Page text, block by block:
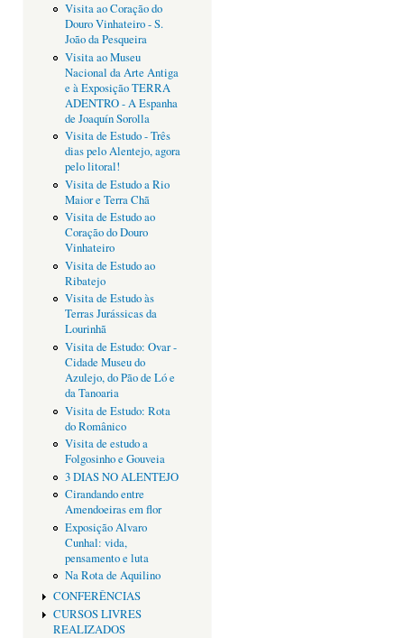
Visita ao Coração do
Douro Vinhateiro - S.
João da Pesqueira
Visita ao Museu
Nacional da Arte Antiga
e à Exposição TERRA
ADENTRO - A Espanha
de Joaquín Sorolla
Visita de Estudo - Três
dias pelo Alentejo, agora
pelo litoral!
Visita de Estudo a Rio
Maior e Terra Chã
Visita de Estudo ao
Coração do Douro
Vinhateiro
Visita de Estudo ao
Ribatejo
Visita de Estudo às
Terras Jurássicas da
Lourinhã
Visita de Estudo: Ovar -
Cidade Museu do
Azulejo, do Pão de Ló e
da Tanoaria
Visita de Estudo: Rota
do Românico
Visita de estudo a
Folgosinho e Gouveia
3 DIAS NO ALENTEJO
Cirandando entre
Amendoeiras em flor
Exposição Alvaro
Cunhal: vida,
pensamento e luta
Na Rota de Aquilino
CONFERÊNCIAS
CURSOS LIVRES
REALIZADOS